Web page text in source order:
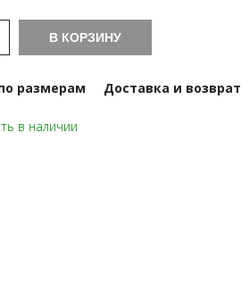
В КОРЗИНУ
размерам Доставка и возврат
в наличии